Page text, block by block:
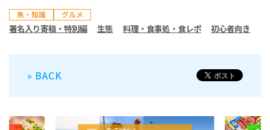
魚・知識 グルメ
署名入り寄稿・特別編 生態 料理・食事処・食レポ 初心者向き
» BACK